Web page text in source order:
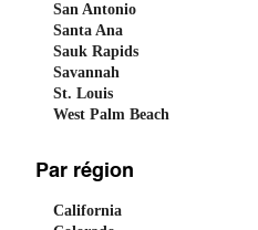
San Antonio
Santa Ana
Sauk Rapids
Savannah
St. Louis
West Palm Beach
Par région
California